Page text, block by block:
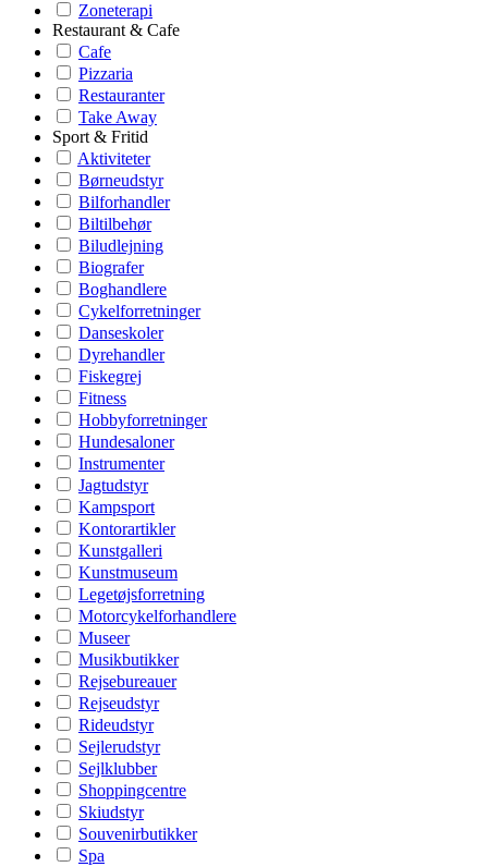
Zoneterapi
Restaurant & Cafe
Cafe
Pizzaria
Restauranter
Take Away
Sport & Fritid
Aktiviteter
Børneudstyr
Bilforhandler
Biltilbehør
Biludlejning
Biografer
Boghandlere
Cykelforretninger
Danseskoler
Dyrehandler
Fiskegrej
Fitness
Hobbyforretninger
Hundesaloner
Instrumenter
Jagtudstyr
Kampsport
Kontorartikler
Kunstgalleri
Kunstmuseum
Legetøjsforretning
Motorcykelforhandlere
Museer
Musikbutikker
Rejsebureauer
Rejseudstyr
Rideudstyr
Sejlerudstyr
Sejlklubber
Shoppingcentre
Skiudstyr
Souvenirbutikker
Spa